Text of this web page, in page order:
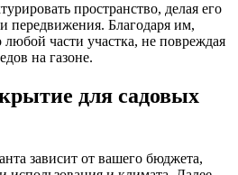
пространство, делая его
передвижения. Благодаря им,
любой части участка, не повреждая
на газоне.
для садовых
зависит от вашего бюджета,